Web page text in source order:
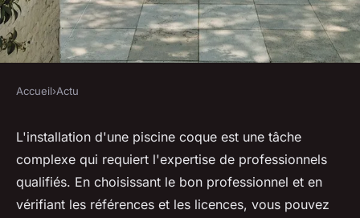
Installer des piscines coques :
à qui s'adresser ?
antoine•5 octobre 2023• 3 min de lecture
Accueil›Actu
L'installation d'une piscine coque est une tâche
complexe qui requiert l'expertise de professionnels
qualifiés. En choisissant le bon professionnel et en
vérifiant les références et les licences, vous pouvez